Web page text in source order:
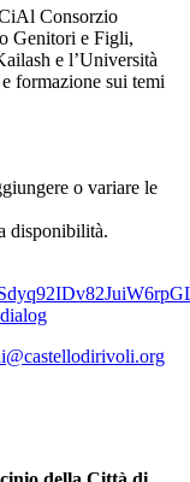
Consorzio
Genitori e Figli,
e l’Università
formazione sui temi
o variare le
disponibilità.